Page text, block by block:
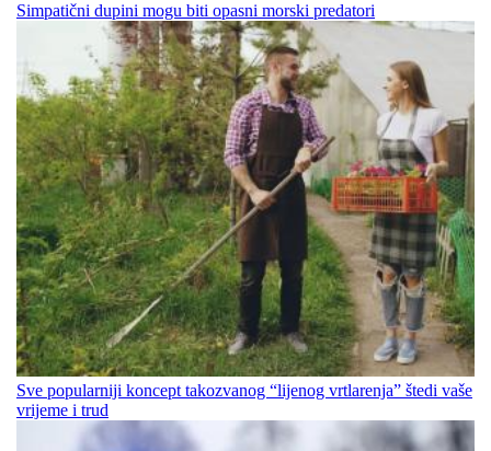
Simpatični dupini mogu biti opasni morski predatori
Sve popularniji koncept takozvanog “lijenog vrtlarenja” štedi vaše
vrijeme i trud